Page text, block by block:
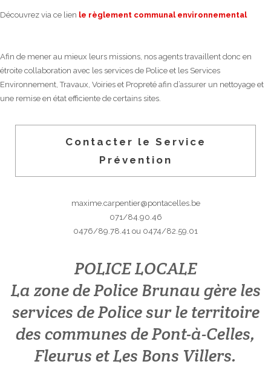
Découvrez via ce lien le règlement communal environnemental
Afin de mener au mieux leurs missions, nos agents travaillent donc en
étroite collaboration avec les services de Police et les Services
Environnement, Travaux, Voiries et Propreté afin d’assurer un nettoyage et
une remise en état efficiente de certains sites.
Contacter le Service
Prévention
maxime.carpentier@pontacelles.be
071/84.90.46
0476/89.78.41 ou 0474/82.59.01
POLICE LOCALE
La zone de Police Brunau gère les
services de Police sur le territoire
des communes de Pont-à-Celles,
Fleurus et Les Bons Villers.